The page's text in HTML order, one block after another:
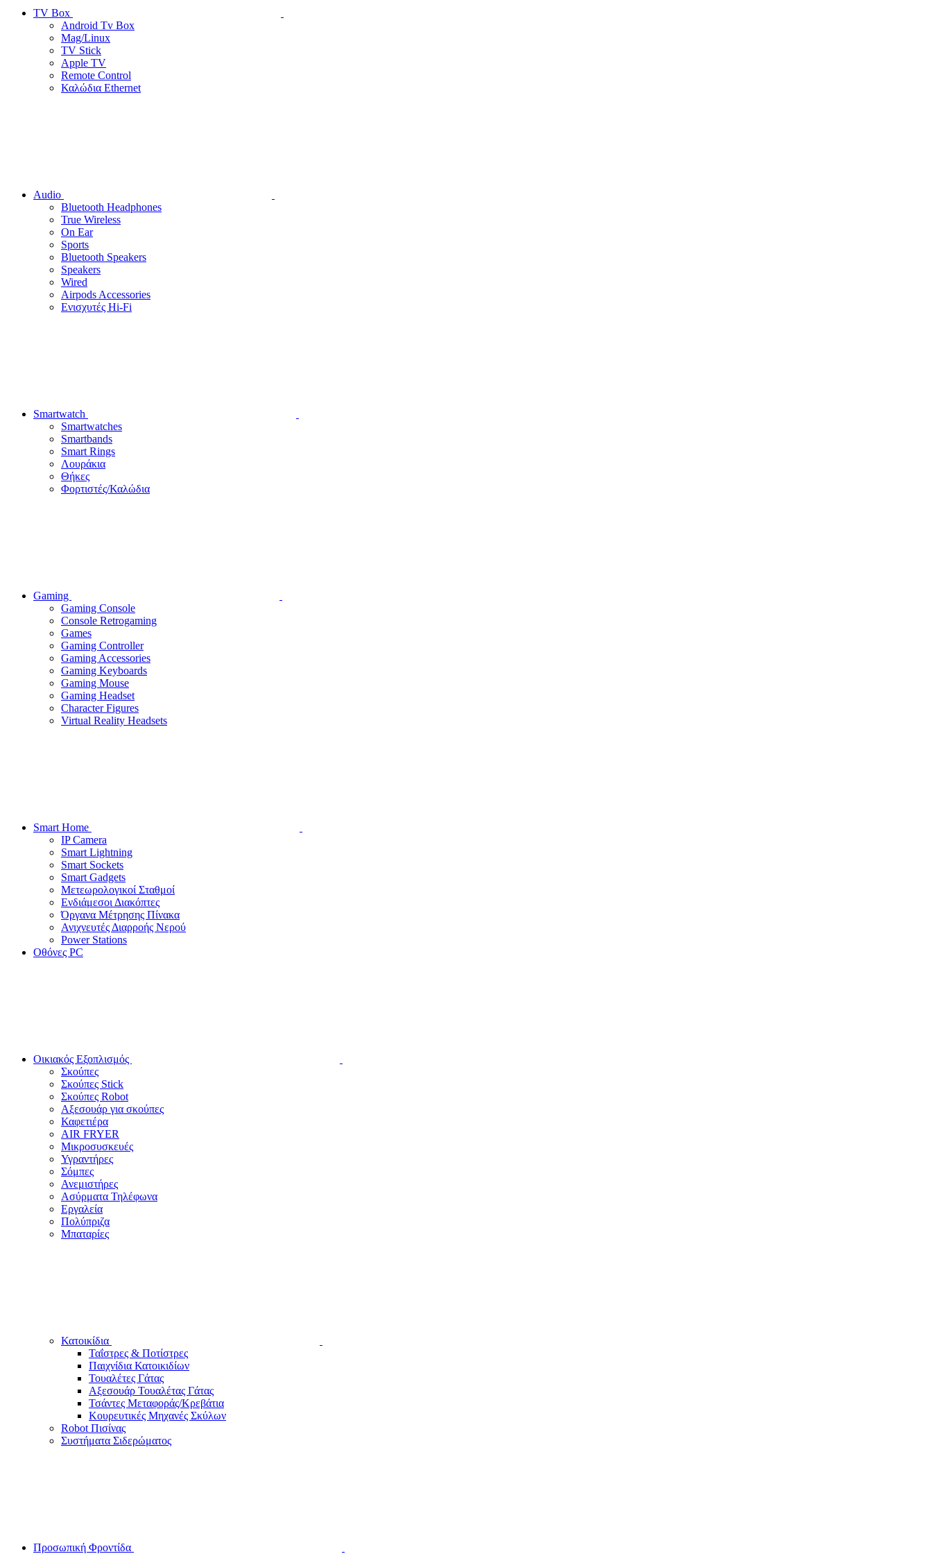
TV Box
Android Tv Box
Mag/Linux
TV Stick
Apple TV
Remote Control
Καλώδια Ethernet
Audio
Bluetooth Headphones
True Wireless
On Ear
Sports
Bluetooth Speakers
Speakers
Wired
Airpods Accessories
Ενισχυτές Hi-Fi
Smartwatch
Smartwatches
Smartbands
Smart Rings
Λουράκια
Θήκες
Φορτιστές/Καλώδια
Gaming
Gaming Console
Console Retrogaming
Games
Gaming Controller
Gaming Accessories
Gaming Keyboards
Gaming Mouse
Gaming Headset
Character Figures
Virtual Reality Headsets
Smart Home
IP Camera
Smart Lightning
Smart Sockets
Smart Gadgets
Μετεωρολογικοί Σταθμοί
Ενδιάμεσοι Διακόπτες
Όργανα Μέτρησης Πίνακα
Ανιχνευτές Διαρροής Νερού
Power Stations
Οθόνες PC
Οικιακός Εξοπλισμός
Σκούπες
Σκούπες Stick
Σκούπες Robot
Αξεσουάρ για σκούπες
Καφετιέρα
AIR FRYER
Μικροσυσκευές
Υγραντήρες
Σόμπες
Ανεμιστήρες
Ασύρματα Τηλέφωνα
Εργαλεία
Πολύπριζα
Μπαταρίες
Κατοικίδια
Ταΐστρες & Ποτίστρες
Παιχνίδια Κατοικιδίων
Τουαλέτες Γάτας
Αξεσουάρ Τουαλέτας Γάτας
Τσάντες Μεταφοράς/Κρεβάτια
Κουρευτικές Μηχανές Σκύλων
Robot Πισίνας
Συστήματα Σιδερώματος
Προσωπική Φροντίδα